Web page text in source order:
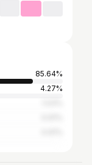
85.64%
4.27%